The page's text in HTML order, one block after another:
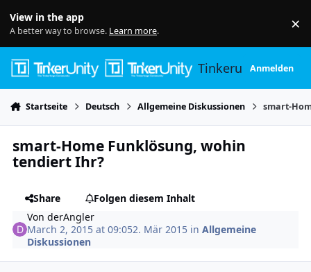
View in the app
A better way to browse. Learn more. ×
TinkerunityAnmelden
Startseite Deutsch Allgemeine Diskussionen smart-
smart-Home Funklösung, wohin
tendiert Ihr?
Share
Folgen diesem Inhalt
VonderAngler
March 2, 2015 at 09:052. Mär 2015 inAllgemeine
Diskussionen